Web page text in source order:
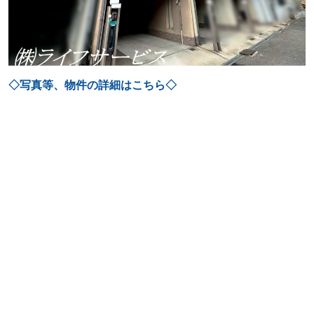
◇写真等、物件の詳細はこちら◇